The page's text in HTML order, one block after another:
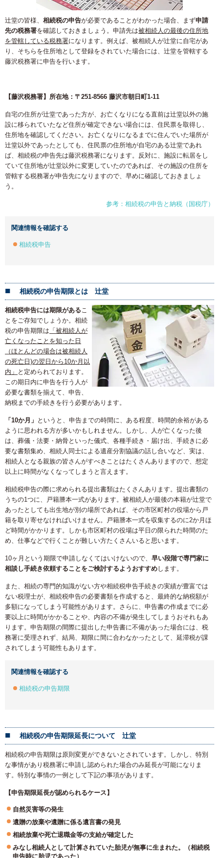
辻堂の皆様、 相続税の申告が必要であることがわかった場合、まず申請
先の税務署を確認しておきましょう。申請先は被相続人の最後の住所地
を管轄している税務署になります。例えば、被相続人が辻堂に自宅があ
り、そちらを住所地として登録をされていた場合には、辻堂を管轄する
藤沢税務署に申告を行います。
【藤沢税務署】所在地：〒251-8566 藤沢市朝日町1-11
自宅の住所が辻堂であった方が、お亡くなりになる直前は辻堂以外の施
設に移られていたなど住所が確定できない場合には、住民票を取得し、
住所地を確認してください。お亡くなりになるまでに住んでいた場所が
辻堂以外であったとしても、住民票の住所地が自宅のある辻堂であれ
ば、相続税の申告先は藤沢税務署になります。反対に、施設に転居をし
ていて住所地が辻堂以外に変更していたのであれば、その施設の住所を
管轄する税務署が申告先になりますので、早めに確認しておきましょ
う。
参考：相続税の申告と納税（国税庁）
関連情報を確認する
相続税申告
相続税の申告期限とは 辻堂
相続税申告には期限があるこ
とをご存知でしょうか。相続
税の申告期限は 「被相続人が
亡くなったことを知った日
（ほとんどの場合は被相続人
の死亡日)の翌日から10か月以
内」 と定められております。
この期日内に申告を行う人が
必要な書類を揃えて、申告、
納税までの手続きを行う必要があります。
「10か月」 というと、申告までの時間に、ある程度、時間的余裕がある
ように思われる方が多いかもしれません。しかし、人が亡くなった後
は、葬儀・法要・納骨といった儀式、各種手続き・届け出、手続きに必
要な書類集め、相続人同士による遺産分割協議の話し合いなど、実は、
相続人となる親族の皆さんがすべきことはたくさんありますので、想定
以上に時間がなくなってしまうと言えます。
相続税申告の際に求められる提出書類はたくさんあります。提出書類の
うちの1つに、戸籍謄本一式があります。被相続人が最後の本籍が辻堂で
あったとしても出生地が別の場所であれば、その市区町村の役場から戸
籍を取り寄せなければいけません。戸籍謄本一式を収集するのに2か月ほ
ど時間がかかります。しかも市区町村の役場は平日の限られた時間のた
め、仕事などで行くことが難しい方たくさんいると思います。
10ヶ月という期限で申請しなくてはいけないので、 早い段階で専門家に
相談し手続き依頼することをご検討するようおすすめします。
また、相続の専門的知識がない方や相続税申告手続きの実績が豊富では
ない税理士が、相続税申告の必要書類を作成すると、最終的な納税額が
多額になってしまう可能性があります。さらに、申告書の作成までに必
要以上に時間がかかることや、内容の不備が発生してしまうおそれもあ
ります。申告期限の間際に提出した申告書に不備があった場合には、税
務署に受理されず、結局、期限に間に合わなかったとして、延滞税が課
されてしまう可能性もあります。
関連情報を確認する
相続税の申告期限
相続税の申告期限延長について 辻堂
相続税の申告期限は原則変更ができないとされています。しかし、特別
な事情があり税務署に申請し認められた場合のみ延長が可能になりま
す。特別な事情の一例として下記の事項があります。
【申告期限延長が認められるケース】
自然災害等の発生
遺贈の放棄や遺贈に係る遺言書の発見
相続放棄や死亡退職金等の支給が確定した
みなし相続人として計算されていた胎児が無事に生まれた。（相続税
申告時に胎児であった）